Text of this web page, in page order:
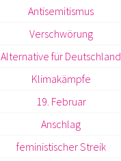
Antisemitismus
Verschwörung
Alternative für Deutschland
Klimakämpfe
19. Februar
Anschlag
feministischer Streik